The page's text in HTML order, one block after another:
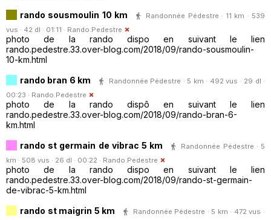
rando sousmoulin 10 km
Randonnée Pédestre · 11 km · 539
vus · 42 dl · 01:11 · Rando.Pedestre
photo de la rando dispo en suivant le lien
rando.pedestre.33.over-blog.com/2018/09/rando-sousmoulin-
10-km.html
rando bran 6 km
Randonnée Pédestre · 5 km · 492 vus · 29 dl ·
00:23 · Rando.Pedestre
photo de la rando dispô en suivant le lien
rando.pedestre.33.over-blog.com/2018/09/rando-bran-6-
km.html
rando st germain de vibrac 5 km
Randonnée Pédestre · 5
km · 508 vus · 26 dl · 00:22 · Rando.Pedestre
photo de la rando dispo en suivant le lien
rando.pedestre.33.over-blog.com/2018/09/rando-st-germain-
de-vibrac-5-km.html
rando st maigrin 5 km
Randonnée Pédestre · 5 km · 472 vus ·